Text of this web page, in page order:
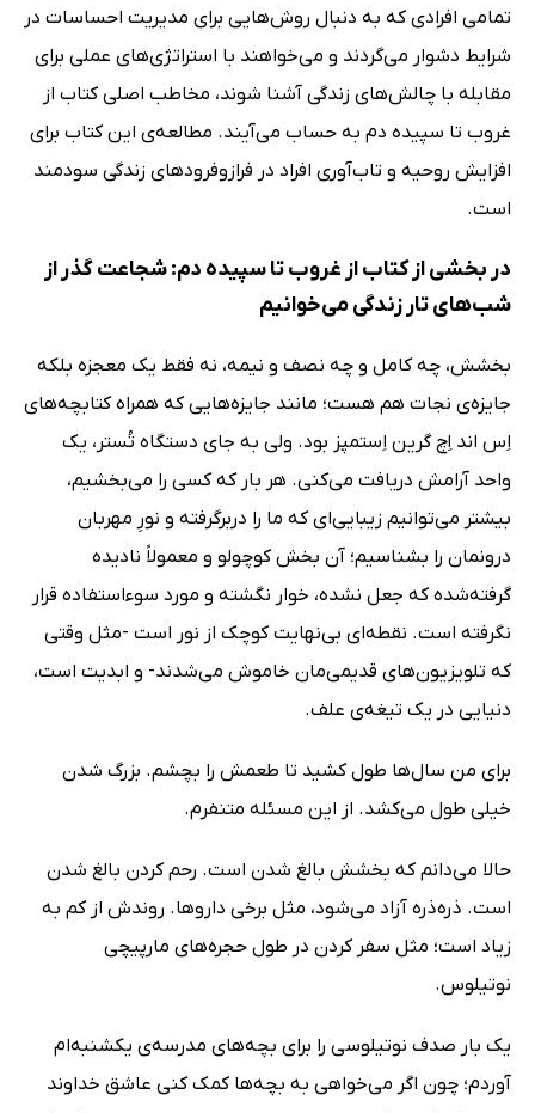
تمامی افرادی که به دنبال روش‌هایی برای مدیریت احساسات در
شرایط دشوار می‌گردند و می‌خواهند با استراتژی‌های عملی برای
مقابله با چالش‌های زندگی آشنا شوند، مخاطب اصلی کتاب از
غروب تا سپیده دم به حساب می‌آیند. مطالعه‌ی این کتاب برای
افزایش روحیه و تاب‌آوری افراد در فرازوفرودهای زندگی سودمند
است.
در بخشی از کتاب از غروب تا سپیده دم: شجاعت گذر از
شب‌های تار زندگی می‌خوانیم
بخشش، چه کامل و چه نصف و نیمه، نه فقط یک معجزه بلکه
جایزه‌ی نجات هم هست؛ مانند جایزه‌هایی که همراه کتابچه‌های
اِس اند اِچ گرین اِستمپز بود. ولی به جای دستگاه تُستر، یک
واحد آرامش دریافت می‌کنی. هر بار که کسی را می‌بخشیم،
بیشتر می‌توانیم زیبایی‌ای که ما را دربرگرفته و نورِ مهربان
درونمان را بشناسیم؛ آن بخش کوچولو و معمولاً نادیده
گرفته‌شده که جعل نشده، خوار نگشته و مورد سوءاستفاده قرار
نگرفته است. نقطه‌ای بی‌نهایت کوچک از نور است -مثل وقتی
که تلویزیون‌های قدیمی‌مان خاموش می‌شدند- و ابدیت است،
دنیایی در یک تیغه‌ی علف.
برای من سال‌ها طول کشید تا طعمش را بچشم. بزرگ شدن
خیلی طول می‌کشد. از این مسئله متنفرم.
حالا می‌دانم که بخشش بالغ شدن است. رحم کردن بالغ شدن
است. ذره‌ذره آزاد می‌شود، مثل برخی داروها.‌ روندش از کم به
زیاد است؛ مثل سفر کردن در طول حجره‌های مارپیچی
نوتیلوس.
یک بار صدف نوتیلوسی را برای بچه‌های مدرسه‌ی یکشنبه‌ام
آوردم؛ چون اگر می‌خواهی به بچه‌ها کمک کنی عاشق خداوند